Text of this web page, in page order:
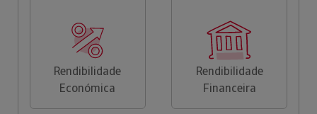
Rendibilidade
Económica
Rendibilidade
Financeira